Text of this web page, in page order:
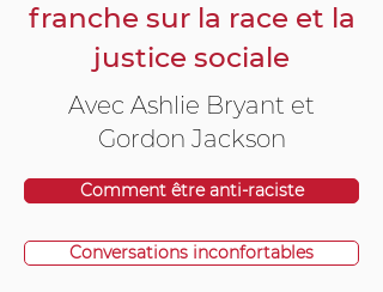
franche sur la race et la
justice sociale
Avec Ashlie Bryant et
Gordon Jackson
Comment être anti-raciste
Conversations inconfortables